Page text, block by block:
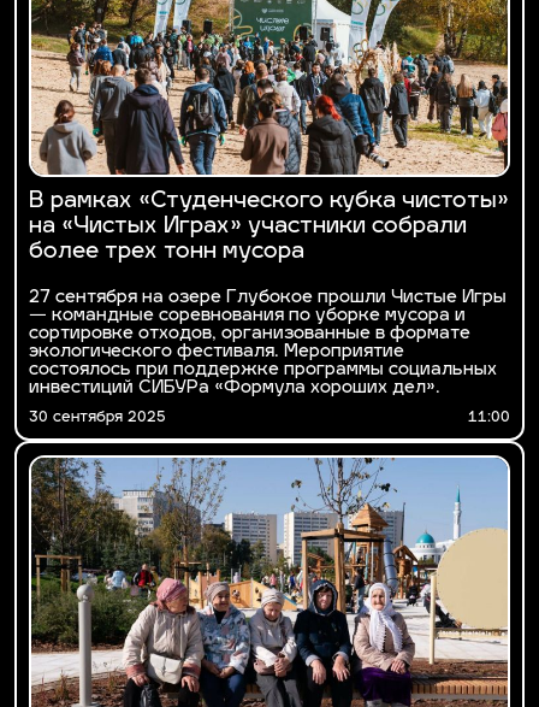
В рамках «Студенческого кубка чистоты»
на «Чистых Играх» участники собрали
более трех тонн мусора
27 сентября на озере Глубокое прошли Чистые Игры
— командные соревнования по уборке мусора и
сортировке отходов, организованные в формате
экологического фестиваля. Мероприятие
состоялось при поддержке программы социальных
инвестиций СИБУРа «Формула хороших дел».
30 сентября 2025 11:00